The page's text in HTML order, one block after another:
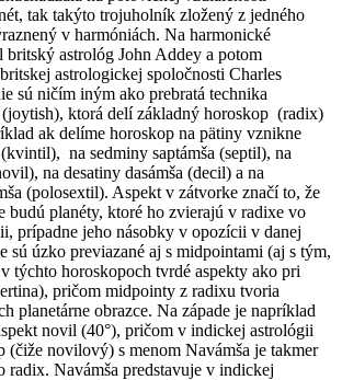
tak takýto trojuholník zložený z jedného
v harmóniách. Na harmonické
astrológ John Addey a potom
astrologickej spoločnosti Charles
sú ničím iným ako prebratá technika
ktorá delí základný horoskop (radix)
ak delíme horoskop na pätiny vznikne
na sedminy saptámša (septil), na
na desatiny dasámša (decil) a na
(polosextil). Aspekt v zátvorke značí to, že
budú planéty, ktoré ho zvierajú v radixe vo
prípadne jeho násobky v opozícii v danej
sú úzko previazané aj s midpointami (aj s tým,
týchto horoskopoch tvrdé aspekty ako pri
pričom midpointy z radixu tvoria
planetárne obrazce. Na západe je napríklad
novil (40°), pričom v indickej astrológii
(čiže novilový) s menom Navámša je takmer
radix. Navámša predstavuje v indickej